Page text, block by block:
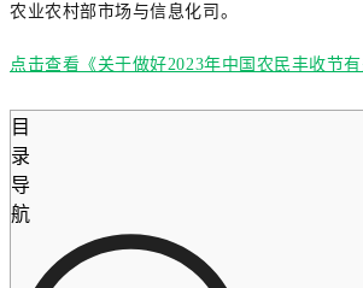
农业农村部市场与信息化司。
点击查看《关于做好2023年中国农民丰收节有
目
录
导
航